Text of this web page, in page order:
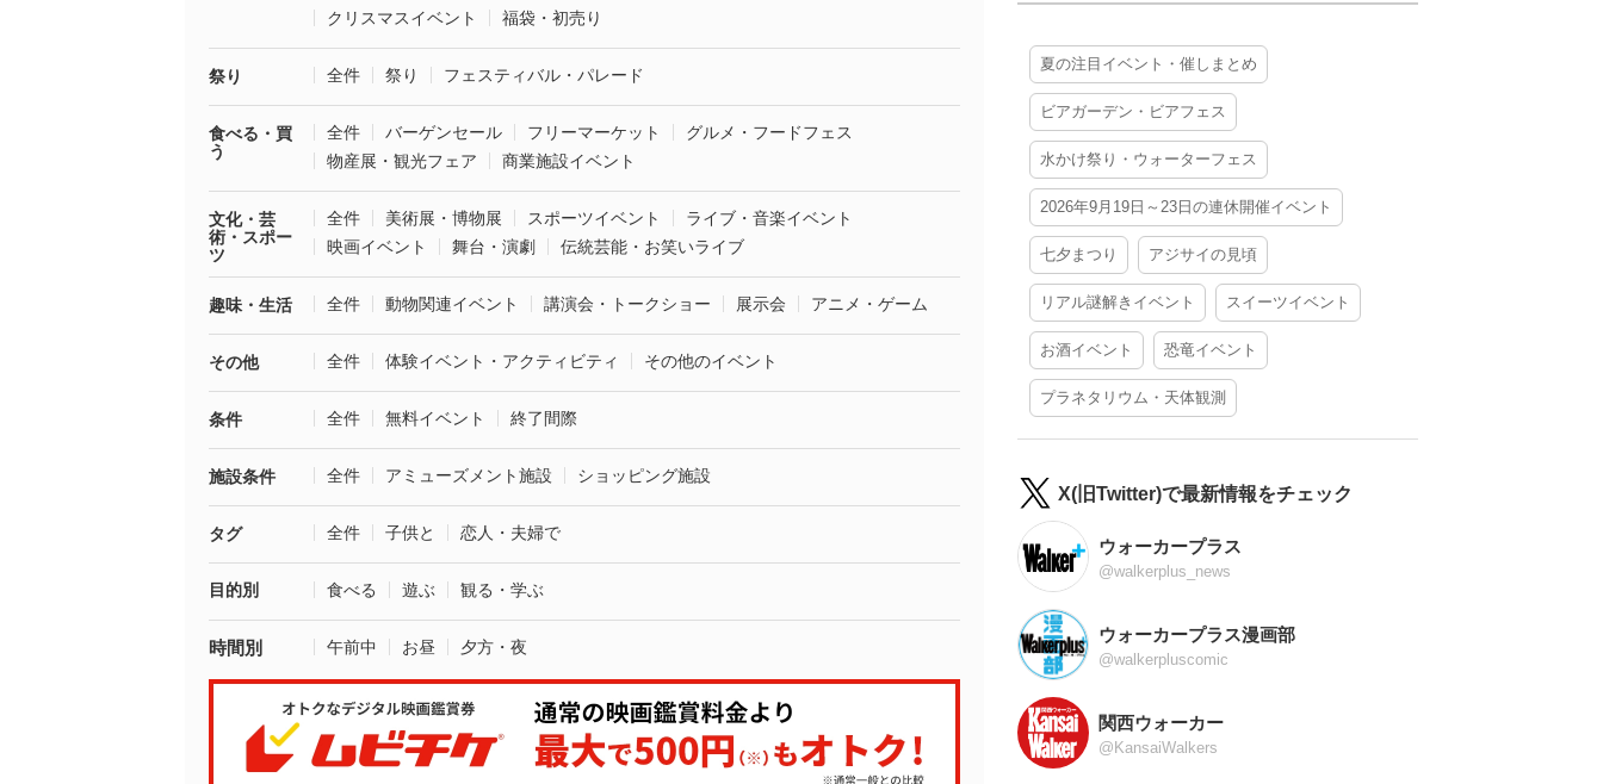
クリスマスイベント
福袋・初売り
祭り 全件 祭り フェスティバル・パレード
食べる・買
う
全件 バーゲンセール フリーマーケット
グルメ・フードフェス
物産展・観光フェア
商業施設イベント
文化・芸
術・スポー
ツ
全件 美術展・博物展 スポーツイベント
ライブ・音楽イベント
映画イベント
舞台・演劇 伝統芸能・お笑いライブ
趣味・生活 全件 動物関連イベント 講演会・トークショー 展示会 アニメ・ゲーム
その他 全件 体験イベント・アクティビティ その他のイベント
条件 全件 無料イベント 終了間際
施設条件 全件 アミューズメント施設 ショッピング施設
タグ 全件 子供と 恋人・夫婦で
目的別 食べる 遊ぶ 観る・学ぶ
時間別 午前中 お昼 夕方・夜
夏の注目イベント・催しまとめ
ビアガーデン・ビアフェス
水かけ祭り・ウォーターフェス
2026年9月19日～23日の連休開催イベント
七夕まつり アジサイの見頃
リアル謎解きイベント スイーツイベント
お酒イベント 恐竜イベント
プラネタリウム・天体観測
X(旧Twitter)で最新情報をチェック
ウォーカープラス
@walkerplus_news
ウォーカープラス漫画部
@walkerpluscomic
関西ウォーカー
@KansaiWalkers